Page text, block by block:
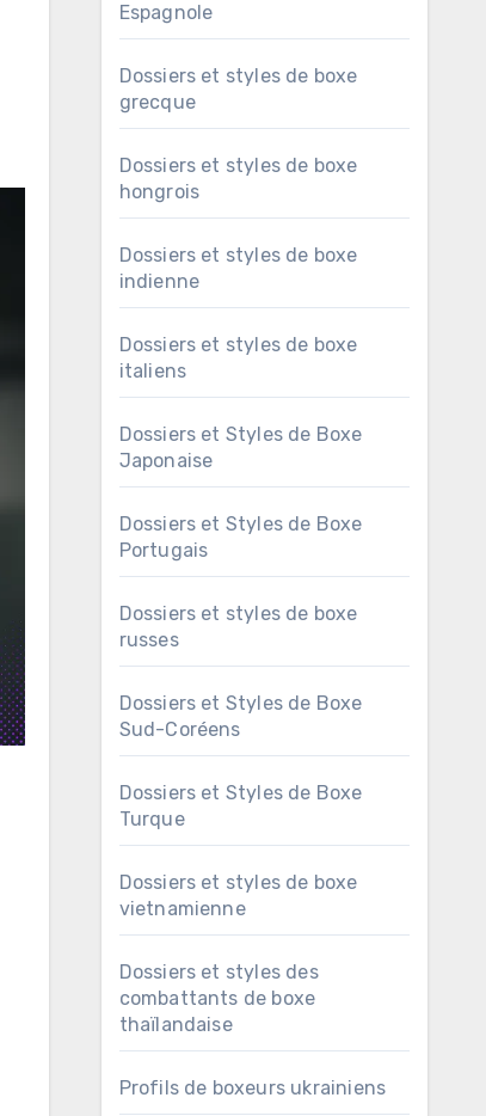
Espagnole
Dossiers et styles de boxe
grecque
Dossiers et styles de boxe
hongrois
Dossiers et styles de boxe
indienne
Dossiers et styles de boxe
italiens
Dossiers et Styles de Boxe
Japonaise
Dossiers et Styles de Boxe
Portugais
Dossiers et styles de boxe
russes
Dossiers et Styles de Boxe
Sud-Coréens
Dossiers et Styles de Boxe
Turque
Dossiers et styles de boxe
vietnamienne
Dossiers et styles des
combattants de boxe
thaïlandaise
Profils de boxeurs ukrainiens